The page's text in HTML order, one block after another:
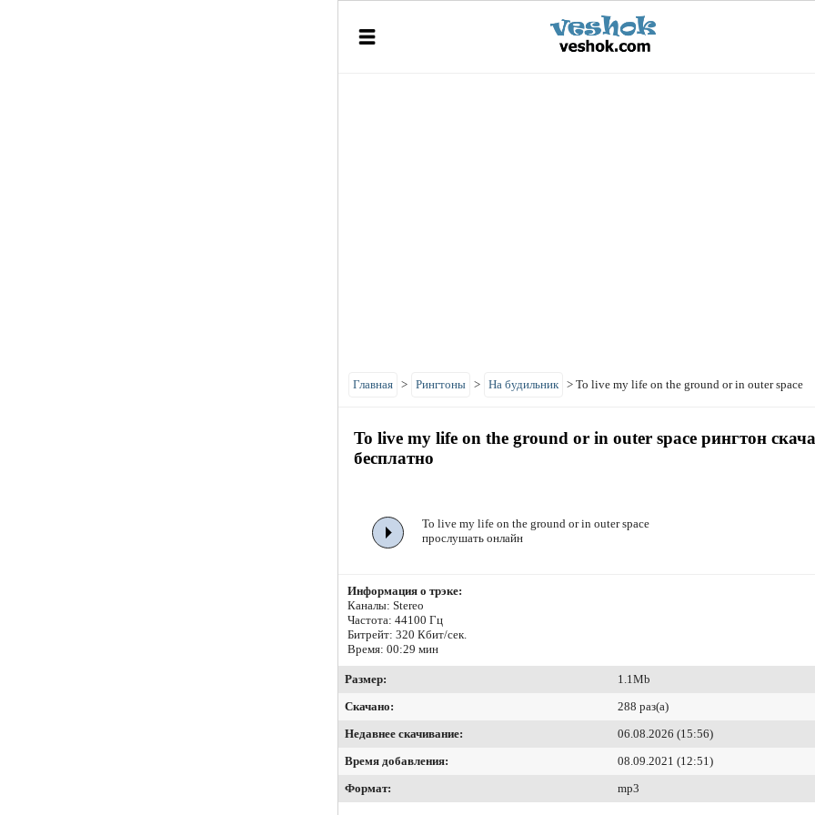
Главная > Рингтоны > На будильник > To live my life on the ground or in outer space
To live my life on the ground or in outer space рингтон
бесплатно
To live my life on the ground or in outer space
прослушать онлайн
Информация о трэке:
Каналы: Stereo
Частота: 44100 Гц
Битрейт: 320 Кбит/сек.
Время: 00:29 мин
Размер:
1.1Mb
Скачано:
288 раз(а)
Недавнее скачивание:
06.08.2026 (15:56)
Время добавления:
08.09.2021 (12:51)
Формат:
mp3